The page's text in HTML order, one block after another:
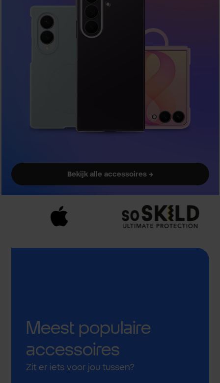
Bekijk alle accessoires →
Meest populaire
accessoires
Zit er iets voor jou tussen?